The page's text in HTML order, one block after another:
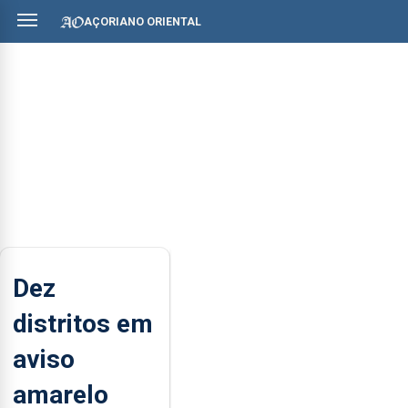
AÇORIANO ORIENTAL
Dez
distritos em
aviso
amarelo